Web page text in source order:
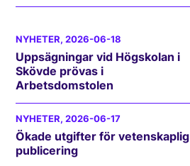
NYHETER, 2026-06-18
Uppsägningar vid Högskolan i
Skövde prövas i
Arbetsdomstolen
NYHETER, 2026-06-17
Ökade utgifter för vetenskaplig
publicering